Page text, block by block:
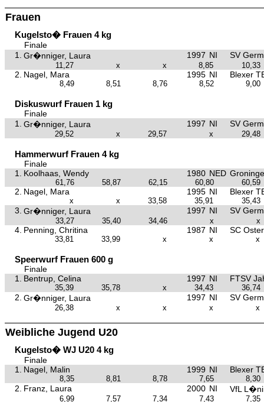
Frauen
Kugelsto� Frauen 4 kg
Finale
1.
Gr�nniger, Laura 1997 NI SV
11,27 x x 8,85 10,33
2. Nagel, Mara 1995 NI Blexer
8,49 8,51 8,76 8,52 9,00
Diskuswurf Frauen 1 kg
Finale
1.
Gr�nniger, Laura 1997 NI SV
29,52 x 29,57 x 29,48
Hammerwurf Frauen 4 kg
Finale
1.
Koolhaas, Wendy 1980 NED
61,76 58,87 62,15 60,80 60,59
2. Nagel, Mara 1995 NI Blexer
x x 33,58 35,91 35,43
3. Gr�nniger, Laura 1997 NI SV
33,27 35,40 34,46 x x
4. Penning, Chritina 1987 NI SC
33,81 33,99 x x x
Speerwurf Frauen 600 g
Finale
1.
Bentrup, Celina 1997 NI FTSV
35,39 35,78 x 34,43 36,74
2. Gr�nniger, Laura 1997 NI SV
26,38 x x x x
Weibliche Jugend U20
Kugelsto� WJ U20 4 kg
Finale
1.
Nagel, Malin 1999 NI Blexer
8,35 8,81 8,78 7,65 8,30
2. Franz, Laura 2000 NI VfL
6,99 7,57 7,34 7,43 7,35